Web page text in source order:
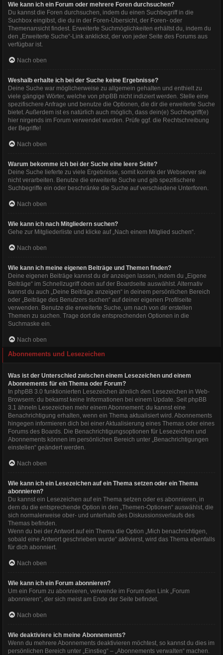
Wie kann ich ein Forum oder mehrere Foren durchsuchen?
Du kannst die Foren durchsuchen, indem du einen Suchbegriff in die
Suchbox eingibst, die du in der Foren-Übersicht, der Foren- oder
Themenansicht findest. Erweiterte Suchmöglichkeiten erhältst du, indem du
den „Erweiterte Suche“-Link anklickst, der von jeder Seite des Forums aus
verfügbar ist.
Nach oben
Weshalb erhalte ich bei der Suche keine Ergebnisse?
Deine Suche war möglicherweise zu allgemein gehalten und enthielt zu
viele gängige Wörter, welche von phpBB nicht indiziert werden. Stelle eine
spezifischere Anfrage und benutze die Optionen, die dir die erweiterte Suche
bietet. Außerdem ist es natürlich auch möglich, dass dein(e) Suchbegriff(e)
hier nirgends im Forum verwendet wurden. Prüfe ggf. die Rechtschreibung
der Begriffe!
Nach oben
Warum bekomme ich bei der Suche eine leere Seite?
Deine Suche lieferte zu viele Ergebnisse, somit konnte der Webserver sie
nicht verarbeiten. Benutze die erweiterte Suche und gib spezifischere
Suchbegriffe ein oder beschränke die Suche auf verschiedene Unterforen.
Nach oben
Wie kann ich nach Mitgliedern suchen?
Gehe zur Mitgliederliste und klicke auf „Nach einem Mitglied suchen“.
Nach oben
Wie kann ich meine eigenen Beiträge und Themen finden?
Deine eigenen Beiträge kannst du dir anzeigen lassen, indem du „Eigene
Beiträge“ im Schnellzugriff oben auf der Boardseite auswählst. Alternativ
kannst du auch „Deine Beiträge anzeigen“ in deinem persönlichen Bereich
oder „Beiträge des Benutzers suchen“ auf deiner eigenen Profilseite
verwenden. Benutze die erweiterte Suche, um nach von dir erstellen
Themen zu suchen. Trage dort die entsprechenden Optionen in die
Suchmaske ein.
Nach oben
Abonnements und Lesezeichen
Was ist der Unterschied zwischen einem Lesezeichen und einem
Abonnements für ein Thema oder Forum?
In phpBB 3.0 funktionierten Lesezeichen ähnlich den Lesezeichen in Web-
Browsern: du bekamst keine Informationen bei einem Update. Seit phpBB
3.1 ähneln Lesezeichen mehr einem Abonnement: du kannst eine
Benachrichtigung erhalten, wenn ein Thema aktualisiert wird. Abonnements
hingegen informieren dich bei einer Aktualisierung eines Themas oder eines
Forums des Boards. Die Benachrichtigungsoptionen für Lesezeichen und
Abonnements können im persönlichen Bereich unter „Benachrichtigungen
einstellen“ geändert werden.
Nach oben
Wie kann ich ein Lesezeichen auf ein Thema setzen oder ein Thema
abonnieren?
Du kannst ein Lesezeichen auf ein Thema setzen oder es abonnieren, in
dem du die entsprechende Option in den „Themen-Optionen“ auswählst, die
sich normalerweise ober- und unterhalb des Diskussionsverlaufs des
Themas befinden.
Wenn du bei der Antwort auf ein Thema die Option „Mich benachrichtigen,
sobald eine Antwort geschrieben wurde“ aktivierst, wird das Thema ebenfalls
für dich abonniert.
Nach oben
Wie kann ich ein Forum abonnieren?
Um ein Forum zu abonnieren, verwende im Forum den Link „Forum
abonnieren“, der sich meist am Ende der Seite befindet.
Nach oben
Wie deaktiviere ich meine Abonnements?
Wenn du mehrere Abonnements deaktivieren möchtest, so kannst du dies im
persönlichen Bereich unter „Einstieg“ – „Abonnements verwalten“ machen.